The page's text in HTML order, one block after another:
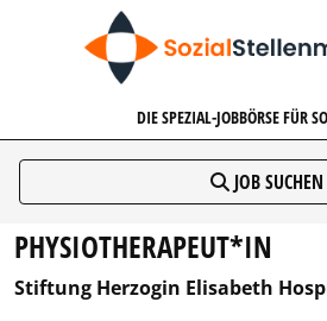
DIE SPEZIAL-JOBBÖRSE FÜR
JOB SUCHEN
PHYSIOTHERAPEUT*IN
Stiftung Herzogin Elisabeth